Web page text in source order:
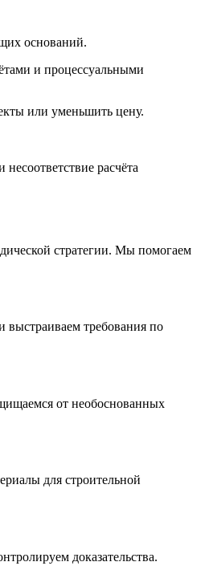
оснований.
и процессуальными
расчёта
стратегии. Мы помогаем
выстраиваем требования по
от необоснованных
для строительной
доказательства.